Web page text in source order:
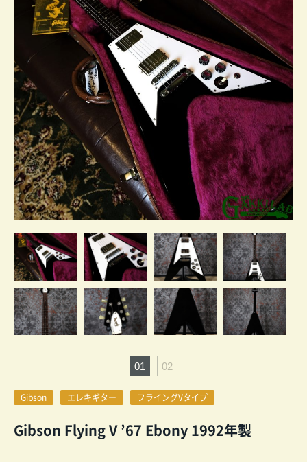
Gibson エレキギター フライングVタイプ
Gibson Flying V ’67 Ebony 1992年製